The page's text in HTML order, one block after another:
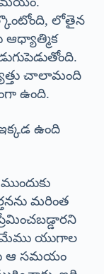
లోతైన
ఆధ్యాత్మిక
చాలామంది
ఉంది.
ఉంది
మరింత
మేము యుగాల
ఆ సమయం